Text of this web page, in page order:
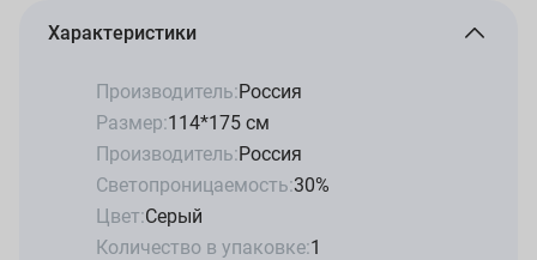
Характеристики
Производитель:Россия
Размер:114*175 см
Производитель:Россия
Светопроницаемость:30%
Цвет:Серый
Количество в упаковке:1